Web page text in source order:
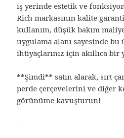
iş yerinde estetik ve
Rich markasının kalite
kullanım, düşük bakım
uygulama alanı sayesinde
ihtiyaçlarınız için akıllıca bir
**Şimdi** satın alarak, sırt
perde çerçevelerini ve diğer
görünüme kavuşturun!
—